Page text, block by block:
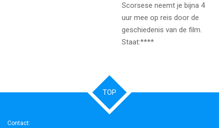
Scorsese neemt je bijna 4
uur mee op reis door de
geschiedenis van de film.
Staat:****
TOP
Contact: